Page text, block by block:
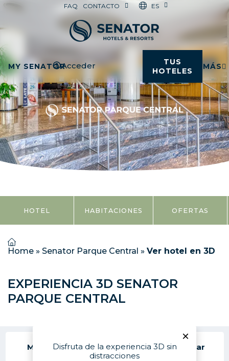
FAQ CONTACTO ES
MY SENATORAcceder
TUS
HOTELES
MÁS
HOTEL HABITACIONES OFERTAS
Home » Senator Parque Central » Ver hotel en 3D
EXPERIENCIA 3D SENATOR
PARQUE CENTRAL
Mover Rotar Acercar
×
Disfruta de la experiencia 3D sin
distracciones